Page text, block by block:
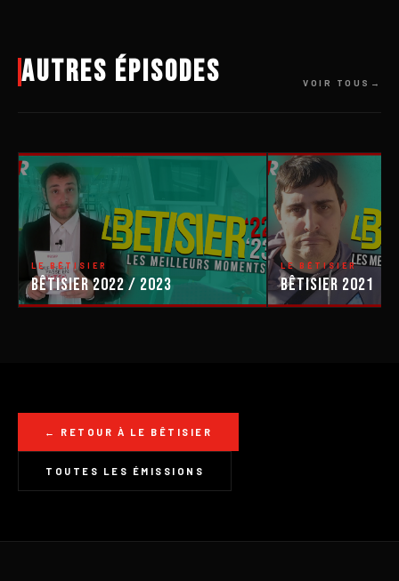
Autres épisodes VOIR TOUS
LE BÊTISIER
Bêtisier 2022 / 2023
LE BÊTISIER
Bêtisier 2021
← RETOUR À LE BÊTISIER
TOUTES LES ÉMISSIONS